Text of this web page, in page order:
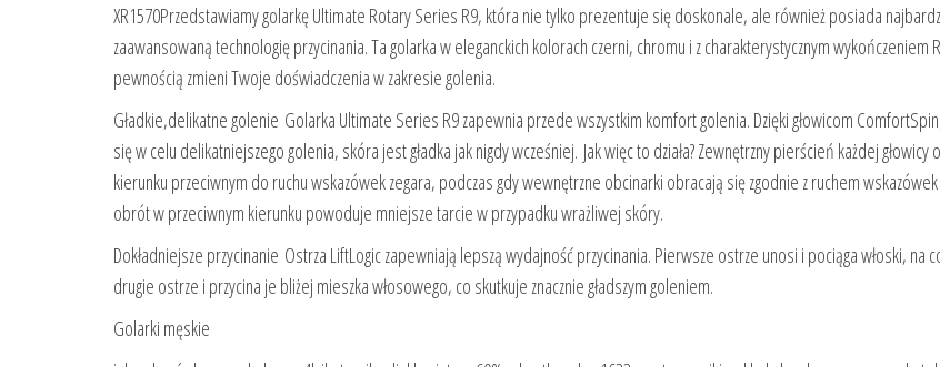
XR1570Przedstawiamy golarkę Ultimate Rotary Series R9, która nie tylko prezentuje się doskonale, ale również posiada
zaawansowaną technologię przycinania. Ta golarka w eleganckich kolorach czerni, chromu i z charakterystycznym wykończeniem
pewnością zmieni Twoje doświadczenia w zakresie golenia.
Gładkie,delikatne golenie Golarka Ultimate Series R9 zapewnia przede wszystkim komfort golenia. Dzięki głowicom
się w celu delikatniejszego golenia, skóra jest gładka jak nigdy wcześniej. Jak więc to działa? Zewnętrzny pierścień każdej głowicy
kierunku przeciwnym do ruchu wskazówek zegara, podczas gdy wewnętrzne obcinarki obracają się zgodnie z ruchem
obrót w przeciwnym kierunku powoduje mniejsze tarcie w przypadku wrażliwej skóry.
Dokładniejsze przycinanie Ostrza LiftLogic zapewniają lepszą wydajność przycinania. Pierwsze ostrze unosi i pociąga włoski, na
drugie ostrze i przycina je bliżej mieszka włosowego, co skutkuje znacznie gładszym goleniem.
Golarki męskie